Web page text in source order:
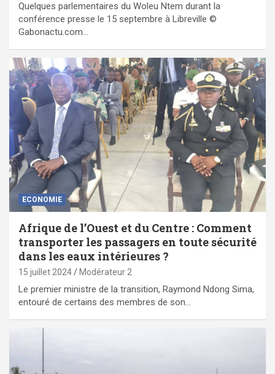
Quelques parlementaires du Woleu Ntem durant la
conférence presse le 15 septembre à Libreville ©
Gabonactu.com…
ECONOMIE
Afrique de l’Ouest et du Centre : Comment
transporter les passagers en toute sécurité
dans les eaux intérieures ?
15 juillet 2024 Modérateur 2
Le premier ministre de la transition, Raymond Ndong Sima,
entouré de certains des membres de son…